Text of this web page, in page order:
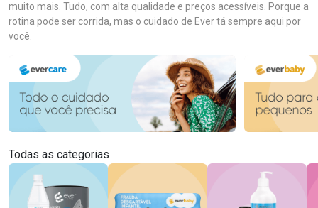
muito mais. Tudo, com alta qualidade e preços acessíveis. Porque a
rotina pode ser corrida, mas o cuidado de Ever tá sempre aqui por
você.
Todas as categorias